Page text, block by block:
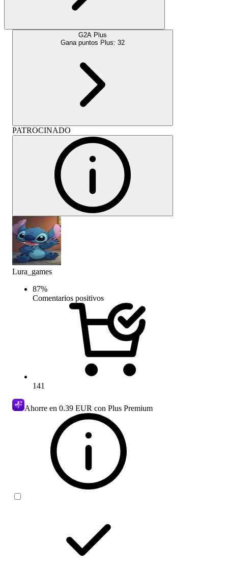
G2A Plus
Gana puntos Plus: 32
PATROCINADO
Lura_games
87%
Comentarios positivos
141
Ahorre en 0.39 EUR con Plus Premium